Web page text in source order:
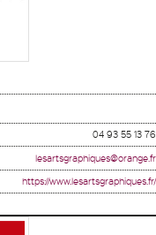
04 93 55 13 76
lesartsgraphiques@orange.fr
https://www.lesartsgraphiques.fr/